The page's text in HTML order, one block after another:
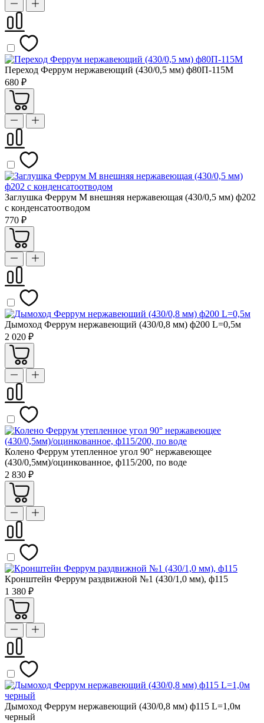
Переход Феррум нержавеющий (430/0,5 мм) ф80П-115М
680 ₽
Заглушка Феррум М внешняя нержавеющая (430/0,5 мм) ф202
с конденсатоотводом
770 ₽
Дымоход Феррум нержавеющий (430/0,8 мм) ф200 L=0,5м
2 020 ₽
Колено Феррум утепленное угол 90° нержавеющее
(430/0,5мм)/оцинкованное, ф115/200, по воде
2 830 ₽
Кронштейн Феррум раздвижной №1 (430/1,0 мм), ф115
1 380 ₽
Дымоход Феррум нержавеющий (430/0,8 мм) ф115 L=1,0м
черный